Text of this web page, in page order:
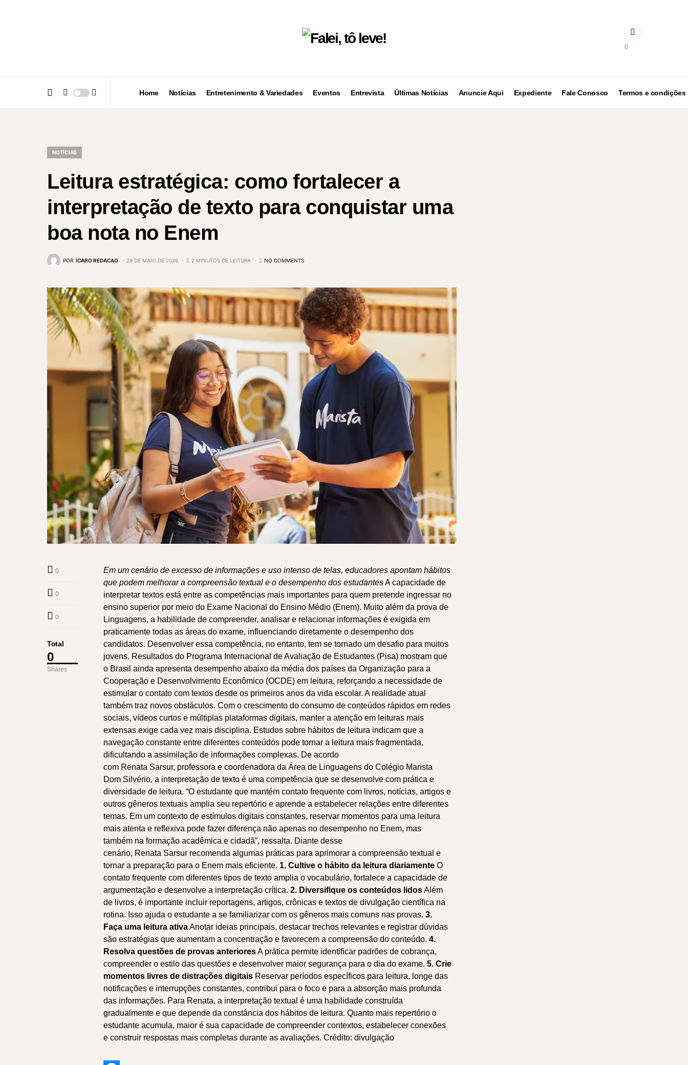
0
Home Notícias Entretenimento & Variedades Eventos Entrevista Últimas Notícias Anuncie Aqui Expediente Fale Conosco Termos e condições
NOTÍCIAS
Leitura estratégica: como fortalecer a
interpretação de texto para conquistar uma
boa nota no Enem
POR ÍCARO REDACAO 28 DE MAIO DE 2026 2 MINUTOS DE LEITURA NO COMMENTS
Total
0
Shares
0
0
0
Em um cenário de excesso de informações e uso intenso de telas, educadores apontam hábitos
que podem melhorar a compreensão textual e o desempenho dos estudantesA capacidade de
interpretar textos está entre as competências mais importantes para quem pretende ingressar no
ensino superior por meio do Exame Nacional do Ensino Médio (Enem). Muito além da prova de
Linguagens, a habilidade de compreender, analisar e relacionar informações é exigida em
praticamente todas as áreas do exame, influenciando diretamente o desempenho dos
candidatos. Desenvolver essa competência, no entanto, tem se tornado um desafio para muitos
jovens. Resultados do Programa Internacional de Avaliação de Estudantes (Pisa) mostram que
o Brasil ainda apresenta desempenho abaixo da média dos países da Organização para a
Cooperação e Desenvolvimento Econômico (OCDE) em leitura, reforçando a necessidade de
estimular o contato com textos desde os primeiros anos da vida escolar. A realidade atual
também traz novos obstáculos. Com o crescimento do consumo de conteúdos rápidos em redes
sociais, vídeos curtos e múltiplas plataformas digitais, manter a atenção em leituras mais
extensas exige cada vez mais disciplina. Estudos sobre hábitos de leitura indicam que a
navegação constante entre diferentes conteúdos pode tornar a leitura mais fragmentada,
dificultando a assimilação de informações complexas. De acordo
com Renata Sarsur, professora e coordenadora da Área de Linguagens do Colégio Marista
Dom Silvério, a interpretação de texto é uma competência que se desenvolve com prática e
diversidade de leitura. “O estudante que mantém contato frequente com livros, notícias, artigos e
outros gêneros textuais amplia seu repertório e aprende a estabelecer relações entre diferentes
temas. Em um contexto de estímulos digitais constantes, reservar momentos para uma leitura
mais atenta e reflexiva pode fazer diferença não apenas no desempenho no Enem, mas
também na formação acadêmica e cidadã”, ressalta. Diante desse
cenário, Renata Sarsur recomenda algumas práticas para aprimorar a compreensão textual e
tornar a preparação para o Enem mais eficiente. 1. Cultive o hábito da leitura diariamente O
contato frequente com diferentes tipos de texto amplia o vocabulário, fortalece a capacidade de
argumentação e desenvolve a interpretação crítica. 2. Diversifique os conteúdos lidosAlém
de livros, é importante incluir reportagens, artigos, crônicas e textos de divulgação científica na
rotina. Isso ajuda o estudante a se familiarizar com os gêneros mais comuns nas provas. 3.
Faça uma leitura ativaAnotar ideias principais, destacar trechos relevantes e registrar dúvidas
são estratégias que aumentam a concentração e favorecem a compreensão do conteúdo. 4.
Resolva questões de provas anterioresA prática permite identificar padrões de cobrança,
compreender o estilo das questões e desenvolver maior segurança para o dia do exame. 5. Crie
momentos livres de distrações digitais Reservar períodos específicos para leitura, longe das
notificações e interrupções constantes, contribui para o foco e para a absorção mais profunda
das informações. Para Renata, a interpretação textual é uma habilidade construída
gradualmente e que depende da constância dos hábitos de leitura. Quanto mais repertório o
estudante acumula, maior é sua capacidade de compreender contextos, estabelecer conexões
e construir respostas mais completas durante as avaliações. Crédito: divulgação